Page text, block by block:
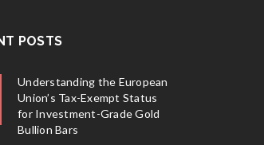
POSTS
Understanding the European
Union’s Tax-Exempt Status
for Investment-Grade Gold
Bullion Bars